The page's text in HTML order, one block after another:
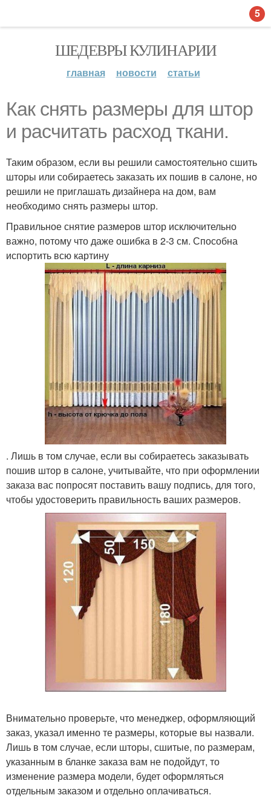
ШЕДЕВРЫ КУЛИНАРИИ
главная новости статьи
Как снять размеры для штор
и расчитать расход ткани.
Таким образом, если вы решили самостоятельно сшить
шторы или собираетесь заказать их пошив в салоне, но
решили не приглашать дизайнера на дом, вам
необходимо снять размеры штор.
Правильное снятие размеров штор исключительно
важно, потому что даже ошибка в 2-3 см. Способна
испортить всю картину
. Лишь в том случае, если вы собираетесь заказывать
пошив штор в салоне, учитывайте, что при оформлении
заказа вас попросят поставить вашу подпись, для того,
чтобы удостоверить правильность ваших размеров.
Внимательно проверьте, что менеджер, оформляющий
заказ, указал именно те размеры, которые вы назвали.
Лишь в том случае, если шторы, сшитые, по размерам,
указанным в бланке заказа вам не подойдут, то
изменение размера модели, будет оформляться
отдельным заказом и отдельно оплачиваться.
5